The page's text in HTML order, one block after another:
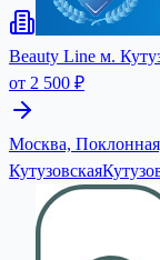
Beauty Line м.
от 2 500 ₽
Москва,
Кутузовская